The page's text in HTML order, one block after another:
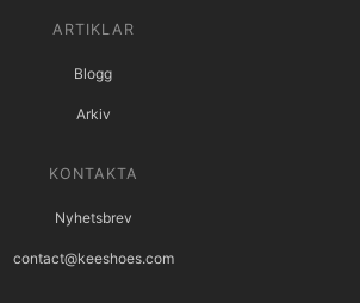
ARTIKLAR
Blogg
Arkiv
KONTAKTA
Nyhetsbrev
contact@keeshoes.com